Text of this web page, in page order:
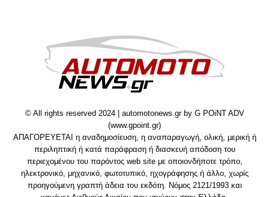
© All rights reserved 2024 | automotonews.gr by G POiNT ADV
(www.gpoint.gr)
ΑΠΑΓΟΡΕΥΕΤΑΙ η αναδημοσίευση, η αναπαραγωγή, ολική, μερική ή
περιληπτική ή κατά παράφραση ή διασκευή απόδοση του
περιεχομένου του παρόντος web site με οποιονδήποτε τρόπο,
ηλεκτρονικό, μηχανικό, φωτοτυπικό, ηχογράφησης ή άλλο, χωρίς
προηγούμενη γραπτή άδεια του εκδότη. Νόμος 2121/1993 και